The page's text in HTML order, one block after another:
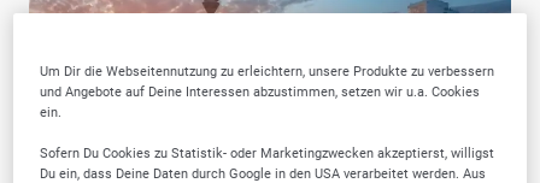
Um Dir die Webseitennutzung zu erleichtern, unsere Produkte zu verbessern
und Angebote auf Deine Interessen abzustimmen, setzen wir u.a. Cookies
ein.
Sofern Du Cookies zu Statistik- oder Marketingzwecken akzeptierst, willigst
Du ein, dass Deine Daten durch Google in den USA verarbeitet werden. Aus